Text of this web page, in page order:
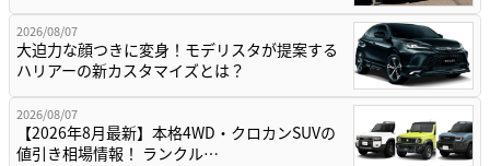
2026/08/07
大迫力な顔つきに変身！モデリスタが提案する
ハリアーの新カスタマイズとは？
2026/08/07
【2026年8月最新】本格4WD・クロカンSUVの
値引き相場情報！ ランクル…